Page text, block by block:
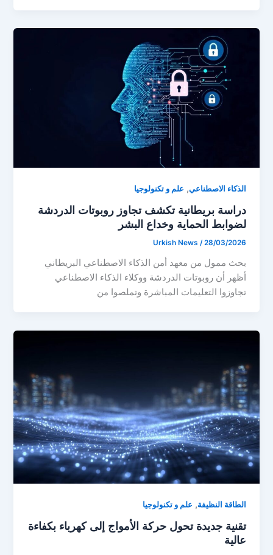
الذكاء الاصطناعي, علم و تكنولوجيا
دراسة بريطانية تكشف تجاوز روبوتات الدردشة
لضوابط الحماية وخداع البشر
Urkish News /28/03/2026
بحث ممول من معهد أمن الذكاء الاصطناعي البريطاني
أظهر أن روبوتات الدردشة ووكلاء الذكاء الاصطناعي
تجاوزوا التعليمات المباشرة وتملصوا من
الطاقة النظيفة, علم و تكنولوجيا
تقنية جديدة تحول حركة الأمواج إلى كهرباء بكفاءة
عالية